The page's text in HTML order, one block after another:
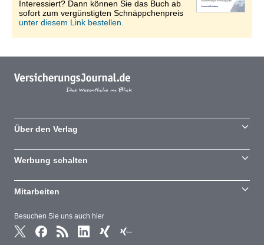
Interessiert? Dann können Sie das Buch ab
sofort zum vergünstigten Schnäppchenpreis
unter diesem Link bestellen.
Besuchen Sie uns auch hier
Über den Verlag
Werbung schalten
Mitarbeiten